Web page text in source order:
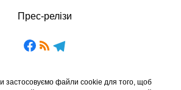
Прес-релізи
застосовуємо файли cookie для того, щоб